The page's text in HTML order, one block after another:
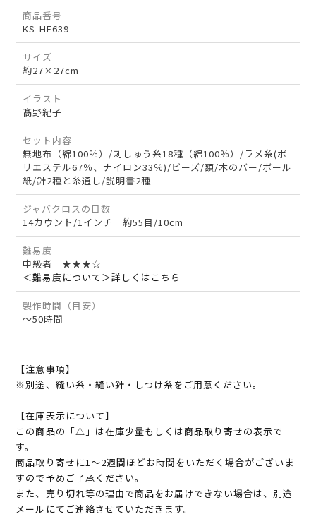
商品番号
KS-HE639
サイズ
約27×27cm
イラスト
髙野紀子
セット内容
無地布（綿100％）/刺しゅう糸18種（綿100％）/ラメ糸(ポ
リエステル67％、ナイロン33％)/ビーズ/額/木のバー/ボール
紙/針2種と糸通し/説明書2種
ジャバクロスの目数
14カウント/1インチ 約55目/10cm
難易度
中級者 ★★★☆
＜難易度について＞詳しくはこちら
製作時間（目安）
～50時間
【注意事項】
※別途、縫い糸・縫い針・しつけ糸をご用意ください。
【在庫表示について】
この商品の「△」は在庫少量もしくは商品取り寄せの表示で
す。
商品取り寄せに1～2週間ほどお時間をいただく場合がございま
すので予めご了承ください。
また、売り切れ等の理由で商品をお届けできない場合は、別途
メールにてご連絡させていただきます。